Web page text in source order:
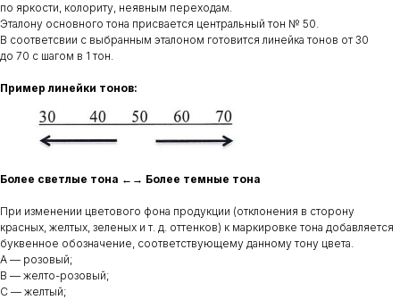
по яркости, колориту, неявным переходам.
Эталону основного тона присвается центральный тон № 50.
В соответсвии с выбранным эталоном готовится линейка тонов от 30
до 70 с шагом в 1 тон.
Пример линейки тонов:
Более светлые тона ←→ Более темные тона
При изменении цветового фона продукции (отклонения в сторону
красных, желтых, зеленых и т. д. оттенков) к маркировке тона добавляется
буквенное обозначение, соответствующему данному тону цвета.
A — розовый;
B — желто-розовый;
С — желтый;